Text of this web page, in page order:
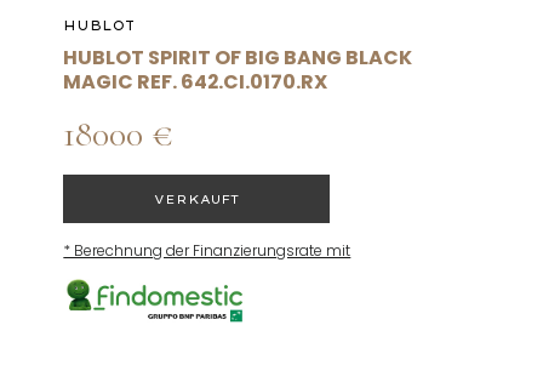
HUBLOT
HUBLOT SPIRIT OF BIG BANG BLACK
MAGIC REF. 642.CI.0170.RX
18000 €
VERKAUFT
* Berechnung der Finanzierungsrate mit